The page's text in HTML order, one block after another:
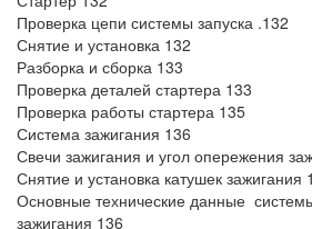
Проверка цепи системы запуска .132
Снятие и установка 132
Разборка и сборка 133
Проверка деталей стартера 133
Проверка работы стартера 135
Система зажигания 136
Свечи зажигания и угол опережения
Снятие и установка катушек зажигания
Основные технические данные
зажигания 136